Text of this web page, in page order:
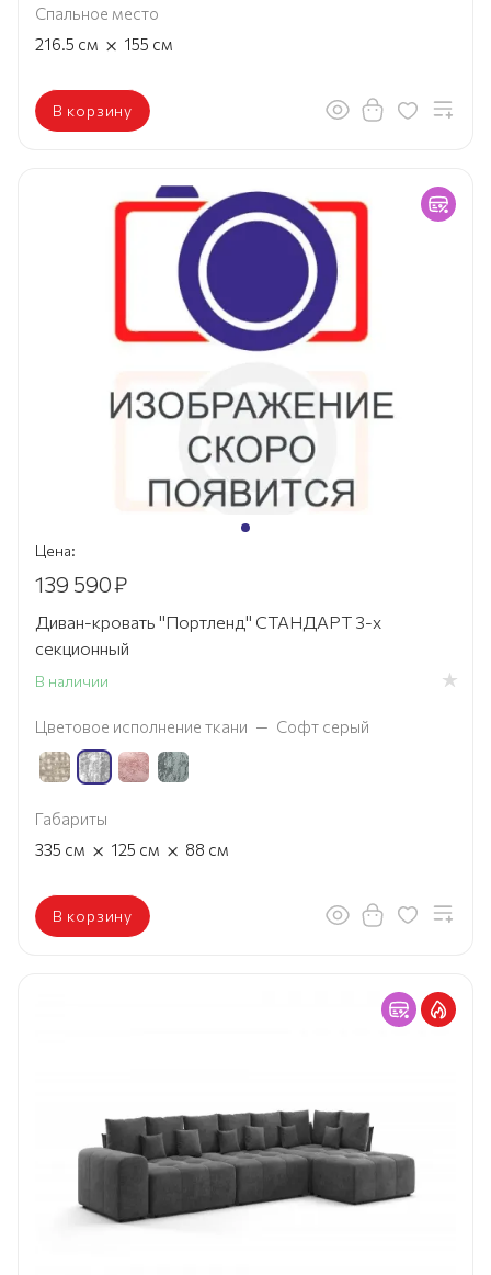
Спальное место
216.5 см × 155 см
В корзину
Цена:
139 590₽
Диван-кровать "Портленд" СТАНДАРТ 3-х
секционный
В наличии
Цветовое исполнение ткани — Софт серый
Габариты
335 см × 125 см × 88 см
В корзину